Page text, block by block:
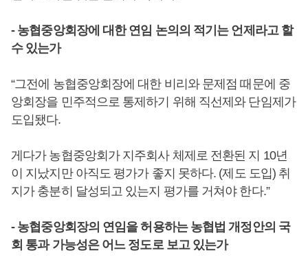
- 농협중앙회장에 대한 연임 논의의 적기는 언제라고 할
수 있는가
“그전에 농협중앙회장에 대한 비리와 문제점 때문에 중
앙회장을 민주적으로 통제하기 위해 직선제와 단임제가
도입됐다.
게다가 농협중앙회가 지주회사 체제로 전환된 지 10년
이 지났지만 아직도 평가가 좋지 못하다. (제도 도입) 취
지가 충분히 달성되고 있는지 평가를 거쳐야 한다.”
- 농협중앙회장의 연임을 허용하는 농협법 개정안의 국
회 통과 가능성은 어느 정도로 보고 있는가